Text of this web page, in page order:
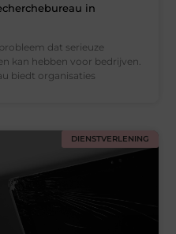
in
dat serieuze
kan hebben voor bedrijven.
biedt organisaties
DIENSTVERLENING